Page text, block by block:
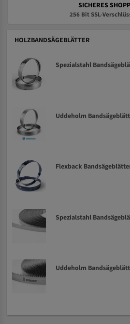
SICHERES
256 Bit SSL-
HOLZBANDSÄGEBLÄTTER
Spezialstahl
Uddeholm
Flexback
Spezialstahl
Uddeholm